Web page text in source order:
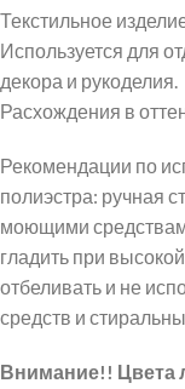
Текстильное
Используется для
декора и рукоделия.
Расхождения в
Рекомендации по
полиэстра: ручная
моющими
гладить при
отбеливать и не
средств и
Внимание!! Цвета